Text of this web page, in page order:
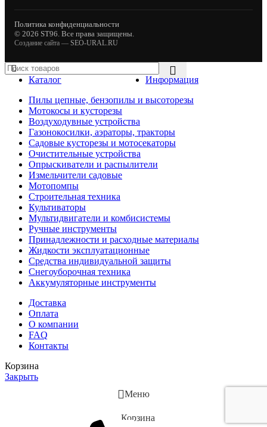
Политика конфиденциальности
© 2026 ST96. Все права защищены.
Создание сайта — SEO-URAL.RU
Информация
Каталог
Пилы цепные, бензопилы и высоторезы
Мотокосы и кусторезы
Воздуходувные устройства
Газонокосилки, аэраторы, тракторы
Садовые кусторезы и мотосекаторы
Очистительные устройства
Опрыскиватели и распылители
Измельчители садовые
Мотопомпы
Строительная техника
Культиваторы
Мультидвигатели и комбисистемы
Ручные инструменты
Принадлежности и расходные материалы
Жидкости эксплуатационные
Средства индивидуальной защиты
Снегоуборочная техника
Аккумуляторные инструменты
Доставка
Оплата
О компании
FAQ
Контакты
Корзина
Закрыть
Меню
Корзина